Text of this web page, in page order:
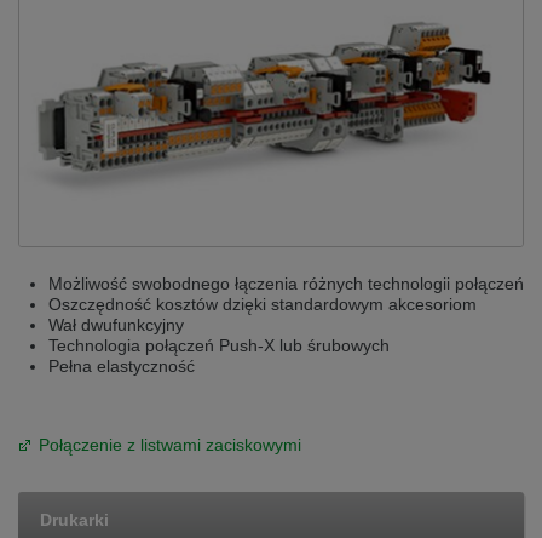
Możliwość swobodnego łączenia różnych technologii połączeń
Oszczędność kosztów dzięki standardowym akcesoriom
Wał dwufunkcyjny
Technologia połączeń Push-X lub śrubowych
Pełna elastyczność
Połączenie z listwami zaciskowymi
Drukarki